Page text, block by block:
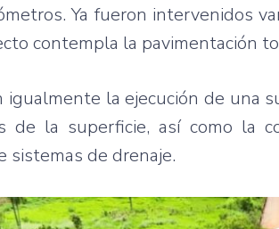
Ya fueron intervenidos
contempla la pavimentación
igualmente la ejecución de una
de la superficie, así como la
sistemas de drenaje.